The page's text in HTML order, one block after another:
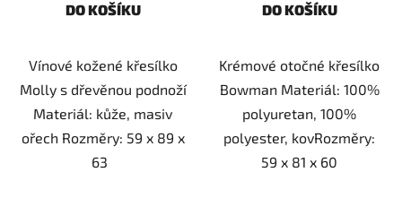
DO KOŠÍKU
Vínové kožené křesílko
Molly s dřevěnou podnoží
Materiál: kůže, masiv
ořech Rozměry: 59 x 89 x
63
DO KOŠÍKU
Krémové otočné křesílko
Bowman Materiál: 100%
polyuretan, 100%
polyester, kovRozměry:
59 x 81 x 60